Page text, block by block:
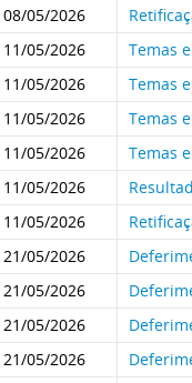
08/05/2026
11/05/2026
Temas
11/05/2026
Temas
11/05/2026
Temas
11/05/2026
Temas
11/05/2026
11/05/2026
21/05/2026
21/05/2026
21/05/2026
21/05/2026